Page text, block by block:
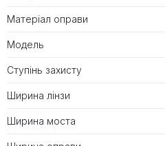
Матеріал оправи
Модель
Ступінь захисту
Ширина лінзи
Ширина моста